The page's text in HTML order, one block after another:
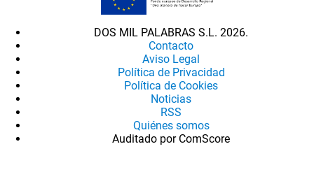
DOS MIL PALABRAS S.L. 2026.
Contacto
Aviso Legal
Política de Privacidad
Política de Cookies
Noticias
RSS
Quiénes somos
Auditado por ComScore